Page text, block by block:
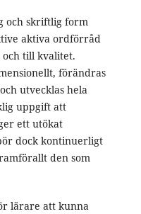
och skriftlig form
aktiva ordförråd
till kvalitet.
förändras
utvecklas hela
uppgift att
ett utökat
dock kontinuerligt
den som
lärare att kunna